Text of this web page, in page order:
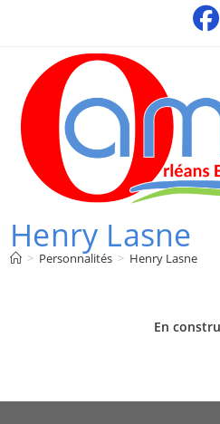
Henry Lasne
> Personnalités > Henry Lasne
En